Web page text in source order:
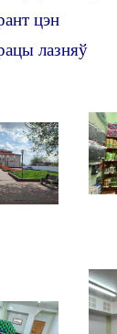
цэн
лазняў